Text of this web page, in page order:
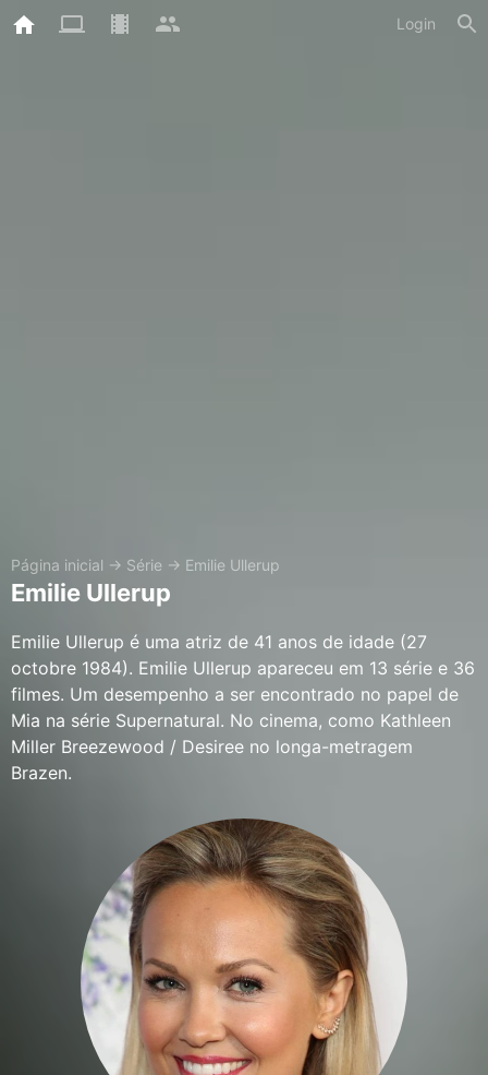
Login
Página inicial → Série → Emilie Ullerup
Emilie Ullerup
Emilie Ullerup é uma atriz de 41 anos de idade (27
octobre 1984). Emilie Ullerup apareceu em 13 série e 36
filmes. Um desempenho a ser encontrado no papel de
Mia na série Supernatural. No cinema, como Kathleen
Miller Breezewood / Desiree no longa-metragem
Brazen.